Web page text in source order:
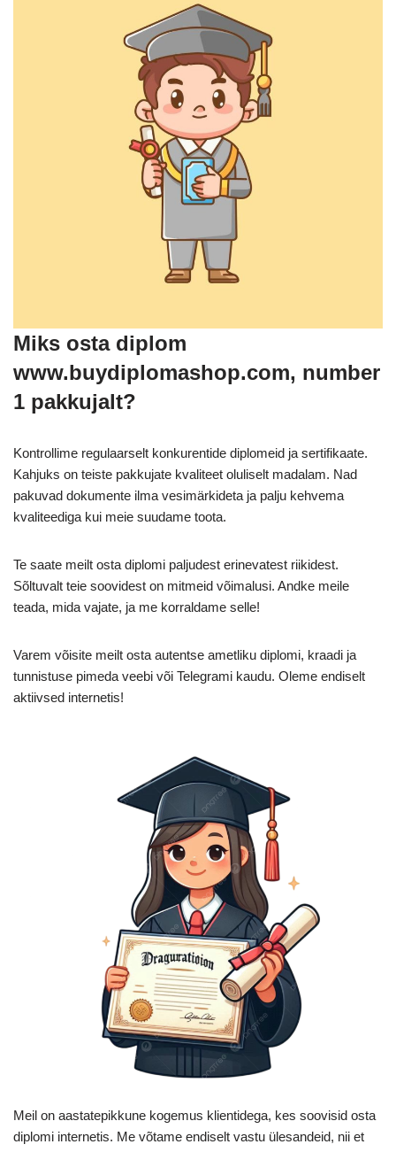
Miks osta diplom
www.buydiplomashop.com, number
1 pakkujalt?
Kontrollime regulaarselt konkurentide diplomeid ja sertifikaate.
Kahjuks on teiste pakkujate kvaliteet oluliselt madalam. Nad
pakuvad dokumente ilma vesimärkideta ja palju kehvema
kvaliteediga kui meie suudame toota.
Te saate meilt osta diplomi paljudest erinevatest riikidest.
Sõltuvalt teie soovidest on mitmeid võimalusi. Andke meile
teada, mida vajate, ja me korraldame selle!
Varem võisite meilt osta autentse ametliku diplomi, kraadi ja
tunnistuse pimeda veebi või Telegrami kaudu. Oleme endiselt
aktiivsed internetis!
Meil on aastatepikkune kogemus klientidega, kes soovisid osta
diplomi internetis. Me võtame endiselt vastu ülesandeid, nii et